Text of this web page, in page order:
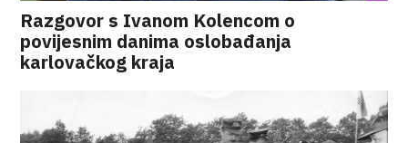
Razgovor s Ivanom Kolencom o
povijesnim danima oslobađanja
karlovačkog kraja